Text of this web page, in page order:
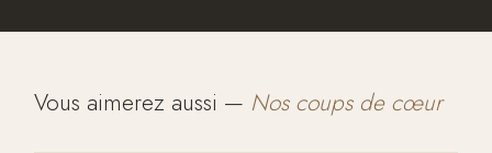
Vous aimerez aussi — Nos coups de cœur